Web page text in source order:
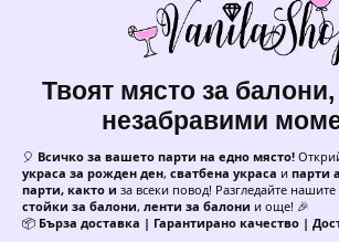
Твоят място за
незабравими
🎈 Всичко за вашето парти на едно място!
украса за рожден ден, сватбена украса и парти
парти, както и за всеки повод! Разгледайте нашите
стойки за балони, ленти за балони и още! 🎉
📦 Бърза доставка | Гарантирано качество |